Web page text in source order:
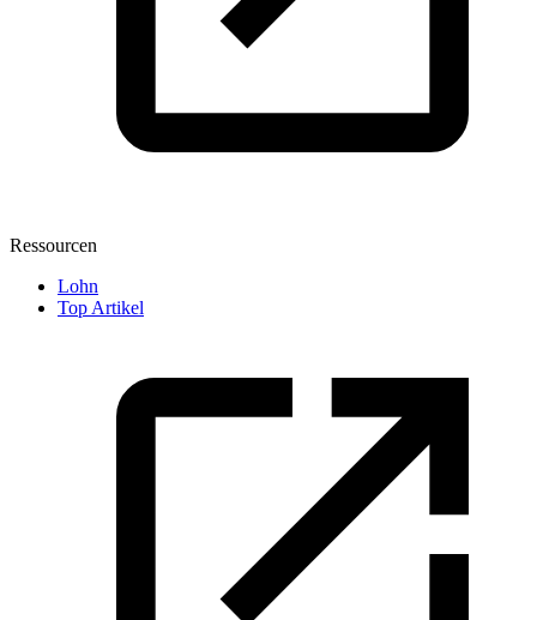
Ressourcen
Lohn
Top Artikel